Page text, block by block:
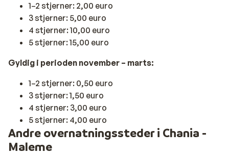
1–2 stjerner: 2,00 euro
3 stjerner: 5,00 euro
4 stjerner: 10,00 euro
5 stjerner: 15,00 euro
Gyldig i perioden november – marts:
1–2 stjerner: 0,50 euro
3 stjerner: 1,50 euro
4 stjerner: 3,00 euro
5 stjerner: 4,00 euro
Andre overnatningssteder i Chania -
Maleme